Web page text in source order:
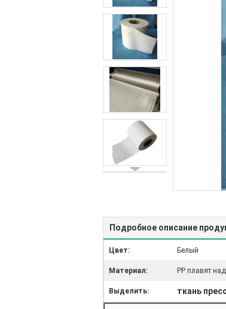
Подробное описание
Цвет: Белый
Материал: PP плавят
Выделить: ткань